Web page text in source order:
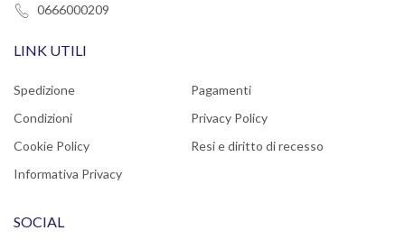
0666000209
LINK UTILI
Spedizione
Pagamenti
Condizioni
Privacy Policy
Cookie Policy
Resi e diritto di recesso
Informativa Privacy
SOCIAL